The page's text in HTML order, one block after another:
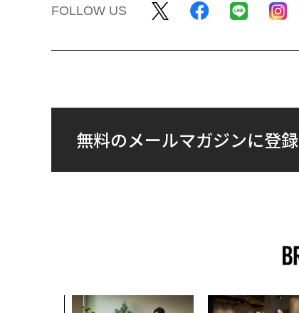
FOLLOW US
無料のメールマガジンに登録